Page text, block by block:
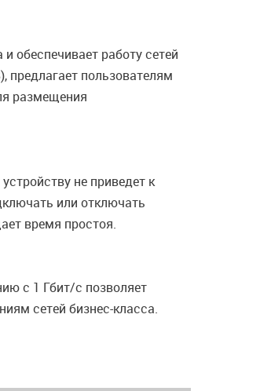
обеспечивает работу сетей
пользователям
размещения
не приведет к
или отключать
время простоя.
с 1 Гбит/с позволяет
сетей бизнес-класса.